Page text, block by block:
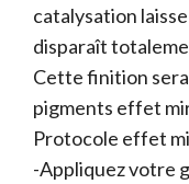
catalysation
disparaît
Cette finition
pigments effet
Protocole effet
-Appliquez votre